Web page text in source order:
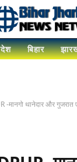
बिहार
थानेदार और गुजरात